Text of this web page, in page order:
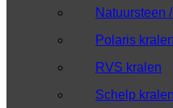
Natuursteen
Polaris kralen
RVS kralen
Schelp kralen